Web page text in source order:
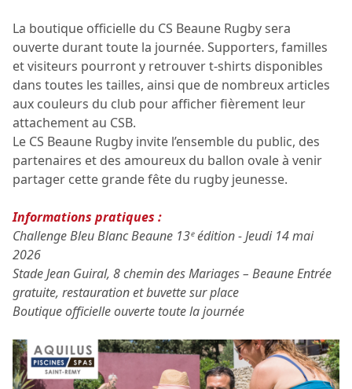
La boutique officielle du CS Beaune Rugby sera
ouverte durant toute la journée. Supporters, familles
et visiteurs pourront y retrouver t-shirts disponibles
dans toutes les tailles, ainsi que de nombreux articles
aux couleurs du club pour afficher fièrement leur
attachement au CSB.
Le CS Beaune Rugby invite l’ensemble du public, des
partenaires et des amoureux du ballon ovale à venir
partager cette grande fête du rugby jeunesse.
Informations pratiques :
Challenge Bleu Blanc Beaune 13ᵉ édition - Jeudi 14 mai
2026
Stade Jean Guiral, 8 chemin des Mariages – Beaune Entrée
gratuite, restauration et buvette sur place
Boutique officielle ouverte toute la journée